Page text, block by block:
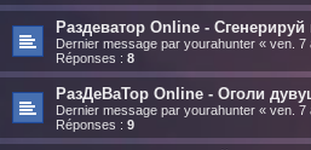
Раздеватор Online - Сгенерируй
Dernier message par yourahunter « ven. 7
Réponses : 8
РазДеВаТор Online - Оголи
Dernier message par yourahunter « ven. 7
Réponses : 9